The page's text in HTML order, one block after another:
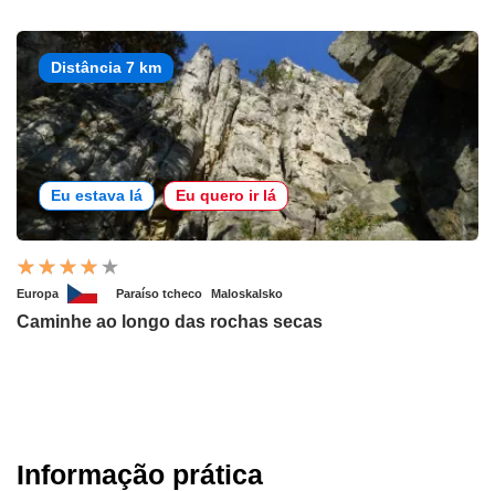
Distância 7 km
Eu estava lá Eu quero ir lá
Europa Paraíso tcheco Maloskalsko
Caminhe ao longo das rochas secas
Informação prática